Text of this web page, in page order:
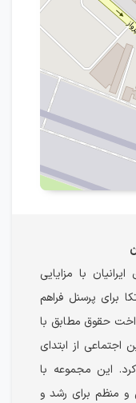
با مزایایی
برای پرسنل فراهم
حقوق مطابق با
اجتماعی از ابتدای
این مجموعه با
و منظم برای رشد و